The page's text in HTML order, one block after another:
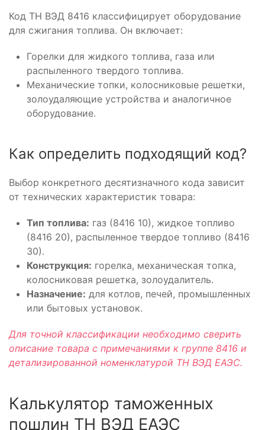
Код ТН ВЭД 8416 классифицирует оборудование
для сжигания топлива. Он включает:
Горелки для жидкого топлива, газа или
распыленного твердого топлива.
Механические топки, колосниковые решетки,
золоудаляющие устройства и аналогичное
оборудование.
Как определить подходящий код?
Выбор конкретного десятизначного кода зависит
от технических характеристик товара:
Тип топлива: газ (8416 10), жидкое топливо
(8416 20), распыленное твердое топливо (8416
30).
Конструкция: горелка, механическая топка,
колосниковая решетка, золоудалитель.
Назначение: для котлов, печей, промышленных
или бытовых установок.
Для точной классификации необходимо сверить
описание товара с примечаниями к группе 8416 и
детализированной номенклатурой ТН ВЭД ЕАЭС.
Калькулятор таможенных
пошлин ТН ВЭД ЕАЭС